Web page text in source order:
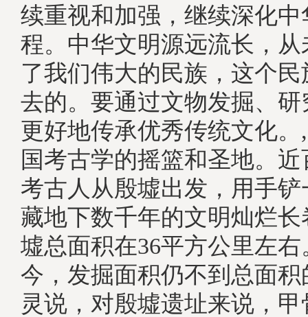
续重视和加强，继续深化
程。中华文明源远流长，
了我们伟大的民族，这个
去的。要通过文物发掘、
更好地传承优秀传统文
国考古学的摇篮和圣地。
考古人从殷墟出发，用手
藏地下数千年的文明灿
墟总面积在36平方公里左右
今，发掘面积仍不到总面积
灵说，对殷墟遗址来说，